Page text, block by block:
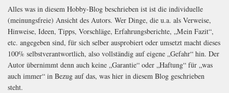
Alles was in diesem Hobby-Blog beschrieben ist ist die individuelle
(meinungsfreie) Ansicht des Autors. Wer Dinge, die u.a. als Verweise,
Hinweise, Ideen, Tipps, Vorschläge, Erfahrungsberichte, „Mein Fazit“,
etc. angegeben sind, für sich selber ausprobiert oder umsetzt macht dieses
100% selbstverantwortlich, also vollständig auf eigene „Gefahr“ hin. Der
Autor übernimmt denn auch keine „Garantie“ oder „Haftung“ für „was
auch immer“ in Bezug auf das, was hier in diesem Blog geschrieben
steht.